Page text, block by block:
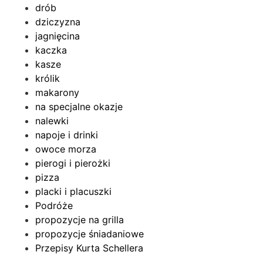
drób
dziczyzna
jagnięcina
kaczka
kasze
królik
makarony
na specjalne okazje
nalewki
napoje i drinki
owoce morza
pierogi i pierożki
pizza
placki i placuszki
Podróże
propozycje na grilla
propozycje śniadaniowe
Przepisy Kurta Schellera